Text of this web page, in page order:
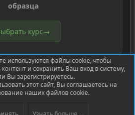
образца
курс→
® © 2010-2026 XenForo Ltd.
используются файлы cookie, чтобы
и сохранить Ваш вход в систему,
Вы зарегистрируетесь.
этот сайт, Вы соглашаетесь на
наших файлов cookie.